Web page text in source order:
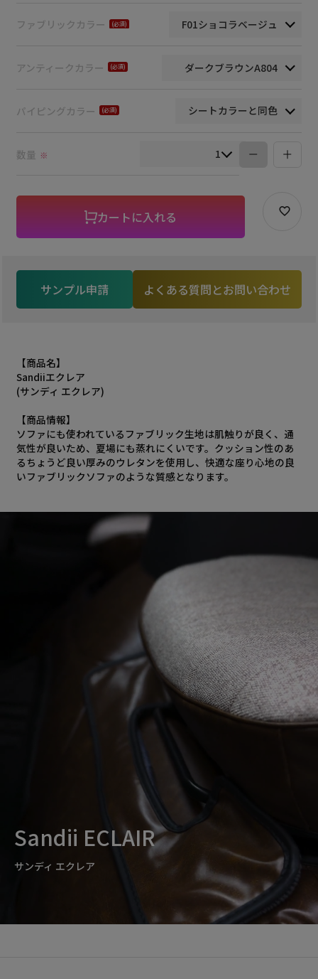
ファブリックカラー
アンティークカラー
パイピングカラー
数量 ※
カートに入れる
サンプル申請 よくある質問とお問い合わせ
【商品名】
Sandiiエクレア
(サンディ エクレア)
【商品情報】
ソファにも使われているファブリック生地は肌触りが良く、通
気性が良いため、夏場にも蒸れにくいです。クッション性のあ
るちょうど良い厚みのウレタンを使用し、快適な座り心地の良
いファブリックソファのような質感となります。
Sandii ECLAIR
サンディ エクレア